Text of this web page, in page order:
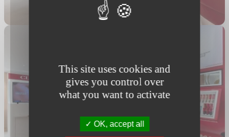
This site uses cookies and
gives you control over
what you want to activate
OK, accept all